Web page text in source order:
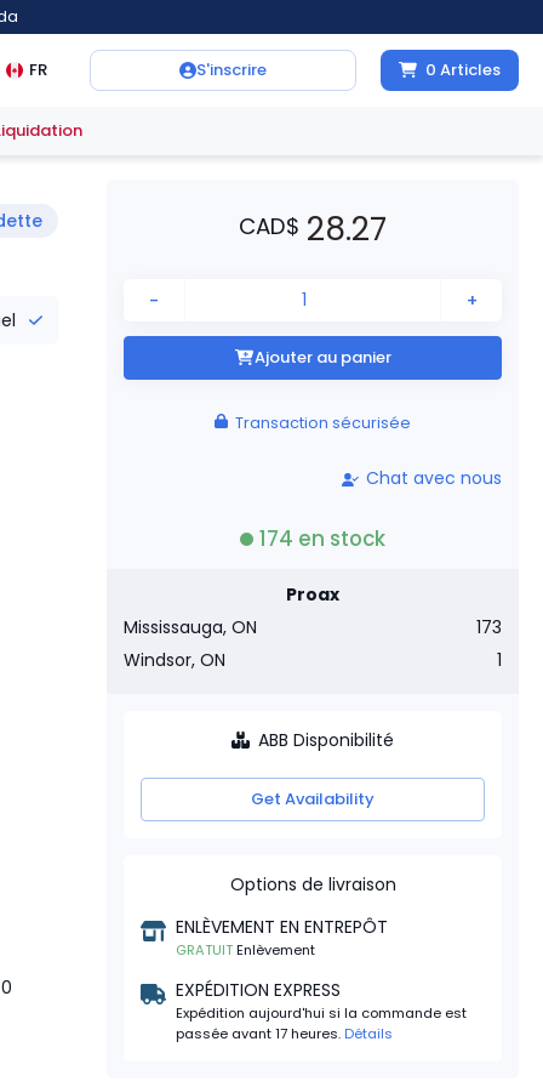
FR S'inscrire 0 Articles
CAD$ 28.27
- +
Ajouter au panier
Transaction sécurisée
Chat avec nous
174 en stock
Proax
Mississauga, ON
173
Windsor, ON
1
ABB Disponibilité
Get Availability
Options de livraison
ENLÈVEMENT EN ENTREPÔT
GRATUIT Enlèvement
EXPÉDITION EXPRESS
Expédition aujourd'hui si la commande est
passée avant 17 heures. Détails